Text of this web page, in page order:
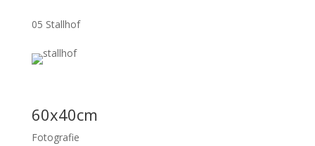
05 Stallhof
60x40cm
Fotografie